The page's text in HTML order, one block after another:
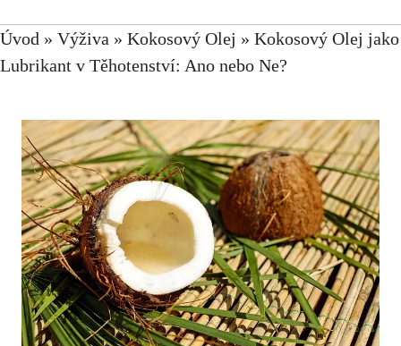
Úvod » Výživa » Kokosový Olej » Kokosový Olej jako
Lubrikant v Těhotenství: Ano nebo Ne?